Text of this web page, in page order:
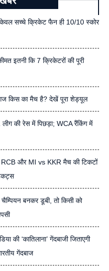
सच्चे क्रिकेट फैन ही 10/10 स्कोर
इतनी कि 7 क्रिकेटरों की पूरी
किस का मैच है? देखें पूरा शेड्यूल
की रेस में पिछड़ा; WCA रैंकिंग में
और MI vs KKR मैच की टिकटों
बनकर डूबी, तो किसी को
की ‘कातिलाना’ गेंदबाजी जिताएगी
गेंदबाज